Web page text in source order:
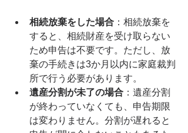
相続放棄をした場合 ：相続放棄を
すると、相続財産を受け取らない
ため申告は不要です。ただし、放
棄の手続きは3か月以内に家庭裁判
所で行う必要があります。
遺産分割が未了の場合 ：遺産分割
が終わっていなくても、申告期限
は変わりません。分割が遅れると